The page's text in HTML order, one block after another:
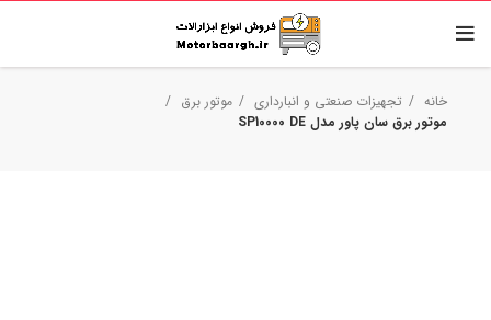
خانه تجهیزات صنعتی و انبارداری
موتور برق
موتور برق سان پاور مدل SP10000 DE